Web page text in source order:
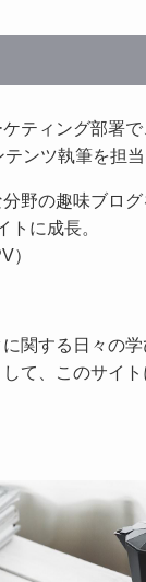
ティング部署で
ンツ執筆を担当
野の趣味ブロ
トに成長。
）
関する日々の
て、このサイト